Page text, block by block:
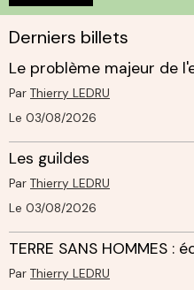
Derniers billets
Le problème majeur de
Par Thierry LEDRU
Le 03/08/2026
Les guildes
Par Thierry LEDRU
Le 03/08/2026
TERRE SANS HOMMES
Par Thierry LEDRU